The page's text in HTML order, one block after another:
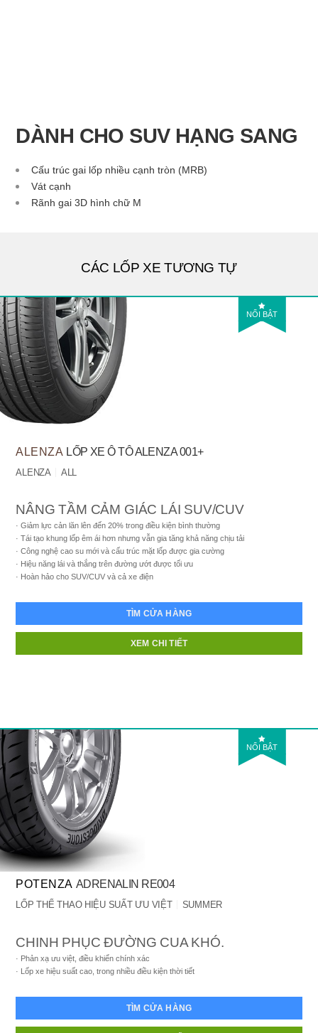
DÀNH CHO SUV HẠNG SANG
Cấu trúc gai lốp nhiều cạnh tròn (MRB)
Vát cạnh
Rãnh gai 3D hình chữ M
CÁC LỐP XE TƯƠNG TỰ
NỔI BẬT
ALENZA LỐP XE Ô TÔ ALENZA 001+
ALENZA ALL
NÂNG TẦM CẢM GIÁC LÁI SUV/CUV
Giảm lực cản lăn lên đến 20% trong điều kiện bình thường
Tái tạo khung lốp êm ái hơn nhưng vẫn gia tăng khả năng chịu tải
Công nghệ cao su mới và cấu trúc mặt lốp được gia cường
Hiệu năng lái và thắng trên đường ướt được tối ưu
Hoàn hảo cho SUV/CUV và cả xe điện
TÌM CỬA HÀNG
XEM CHI TIẾT
NỔI BẬT
POTENZA ADRENALIN RE004
LỐP THỂ THAO HIỆU SUẤT ƯU VIỆT SUMMER
CHINH PHỤC ĐƯỜNG CUA KHÓ.
Phản xạ ưu việt, điều khiển chính xác
Lốp xe hiệu suất cao, trong nhiều điều kiện thời tiết
TÌM CỬA HÀNG